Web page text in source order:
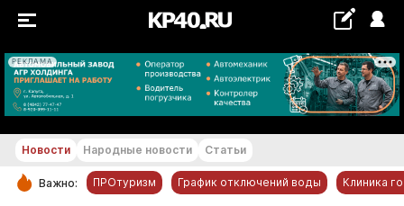
РЕКЛАМА
+16...+17 °С
Новости Народные новости Статьи
Важно: ПРОтуризм График отключений воды Клиника